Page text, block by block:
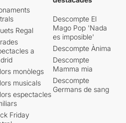
Regal
a
monòlegs
musicals
espectacles
Friday
Descompte El
Mago Pop 'Nada
es imposible'
Descompte Ànima
Descompte
Mamma mia
Descompte
Germans de sang